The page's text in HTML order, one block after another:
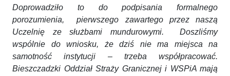
Doprowadziło to do podpisania formalnego
porozumienia, pierwszego zawartego przez naszą
Uczelnię ze służbami mundurowymi. Doszliśmy
wspólnie do wniosku, że dziś nie ma miejsca na
samotność instytucji – trzeba współpracować.
Bieszczadzki Oddział Straży Granicznej i WSPiA mają